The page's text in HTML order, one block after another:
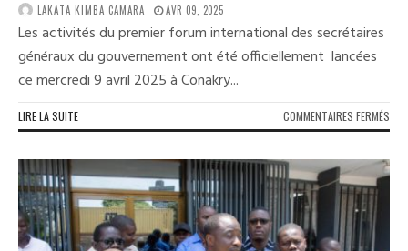
LAKATA KIMBA CAMARA AVR 09, 2025
Les activités du premier forum international des secrétaires
généraux du gouvernement ont été officiellement lancées
ce mercredi 9 avril 2025 à Conakry...
LIRE LA SUITE COMMENTAIRES FERMÉS
LES